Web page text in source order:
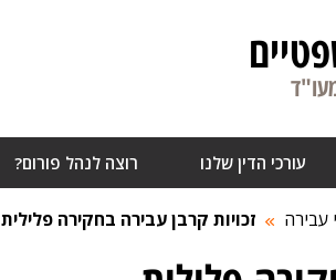
עורכי הדין שלנו רוצה לנהל פורום?
עבירה זכויות קרבן עבירה בחקירה פלילית